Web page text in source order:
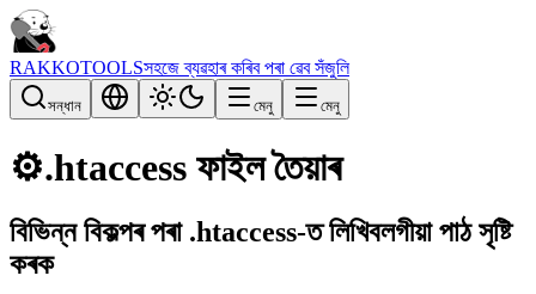
RAKKOTOOLSসহজে ব্যৱহাৰ কৰিব পৰা ৱেব সঁজুলি
সন্ধান মেনু মেনু
⚙️.htaccess ফাইল তৈয়াৰ
বিভিন্ন বিকল্পৰ পৰা .htaccess-ত লিখিবলগীয়া পাঠ সৃষ্টি
কৰক